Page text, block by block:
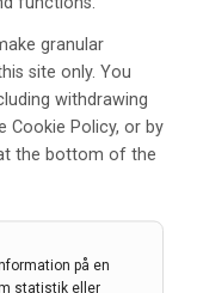
granular
site only. You
withdrawing
Cookie Policy, or by
the bottom of the
på en
statistik eller
med första
deltar i studier
blivit kroniska.
främst gjorts
eller
arbete